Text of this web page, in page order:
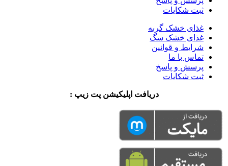
ثبت شکایات
غذای خشک گربه
غذای خشک سگ
شرایط و قوانین
تماس با ما
پرسش و پاسخ
ثبت شکایات
دریافت اپلیکیشن پت زیپ :